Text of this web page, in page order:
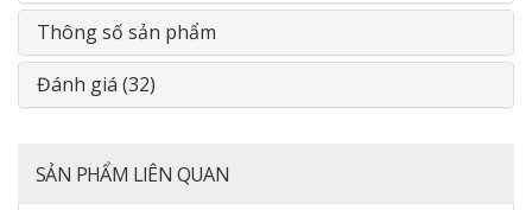
Thông số sản phẩm
Đánh giá (32)
SẢN PHẨM LIÊN QUAN